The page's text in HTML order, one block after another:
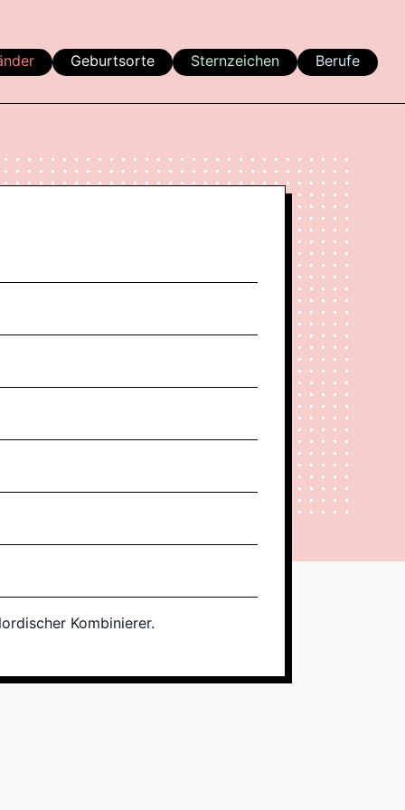
Geburtsorte Sternzeichen Berufe
Kombinierer.